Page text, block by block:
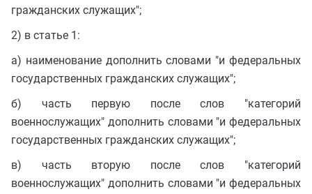
гражданских служащих";
2) в статье 1:
а) наименование дополнить словами "и федеральных
государственных гражданских служащих";
б) часть первую после слов "категорий
военнослужащих" дополнить словами "и федеральных
государственных гражданских служащих";
в) часть вторую после слов "категорий
военнослужащих" дополнить словами "и федеральных